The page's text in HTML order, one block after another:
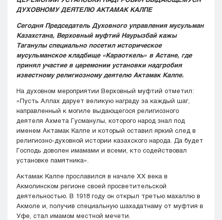
ДУХОВНОМУ ДЕЯТЕЛЮ АКТАМАК КАЛПЕ
Сегодня Председатель Духовного управления мусульман
Казахстана, Верховный муфтий Наурызбай кажы
Таганулы специально посетил историческое
мусульманское кладбище «Караоткель» в Астане, где
принял участие в церемонии установки надгробия
известному религиозному деятелю Актамак Калпе.
На духовном мероприятии Верховный муфтий отметил:
«Пусть Аллах дарует великую награду за каждый шаг,
направленный к могиле выдающегося религиозного
деятеля Ахмета Гусманулы, которого народ знал под
именем Актамак Калпе и который оставил яркий след в
религиозно-духовной истории казахского народа. Да будет
Господь доволен имамами и всеми, кто содействовал
установке памятника».
Актамак Калпе прославился в начале XX века в
Акмолинском регионе своей просветительской
деятельностью. В 1918 году он открыл третью махаллю в
Акмоле и, получив специальную шахадатнаму от муфтия в
Уфе, стал имамом местной мечети.